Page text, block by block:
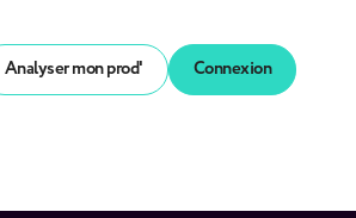
Analyser mon prod' Connexion